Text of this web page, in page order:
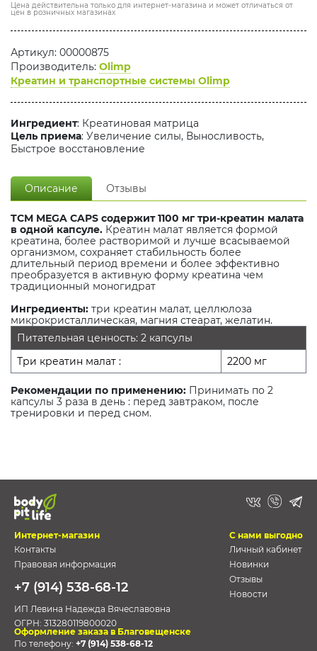
Цена действительна только для интернет-магазина и может отличаться от
цен в розничных магазинах
Артикул: 00000875
Производитель: Olimp
Креатин и транспортные системы Olimp
Ингредиент: Креатиновая матрица
Цель приема: Увеличение силы, Выносливость,
Быстрое восстановление
Описание Отзывы
TCM MEGA CAPS содержит 1100 мг три-креатин малата
в одной капсуле. Креатин малат является формой
креатина, более растворимой и лучше всасываемой
организмом, сохраняет стабильность более
длительный период времени и более эффективно
преобразуется в активную форму креатина чем
традиционный моногидрат
Ингредиенты: три креатин малат, целлюлоза
микрокристаллическая, магния стеарат, желатин.
Питательная ценность: 2 капсулы
Три креатин малат :
2200 мг
Рекомендации по применению: Принимать по 2
капсулы 3 раза в день : перед завтраком, после
тренировки и перед сном.
Интернет-магазин
Контакты
Правовая информация
+7 (914) 538-68-12
ИП Левина Надежда Вячеславовна
ОГРН: 313280119800020
С нами выгодно
Личный кабинет
Новинки
Отзывы
Новости
Оформление заказа в Благовещенске
По телефону: +7 (914) 538-68-12